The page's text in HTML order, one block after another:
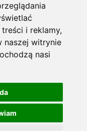
i reklamy,
naszej witrynie
nasi